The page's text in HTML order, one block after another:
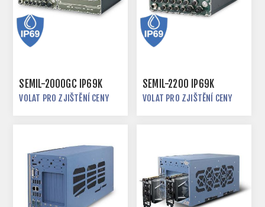
SEMIL-2000GC IP69K
VOLAT PRO ZJIŠTĚNÍ CENY
SEMIL-2200 IP69K
VOLAT PRO ZJIŠTĚNÍ CENY